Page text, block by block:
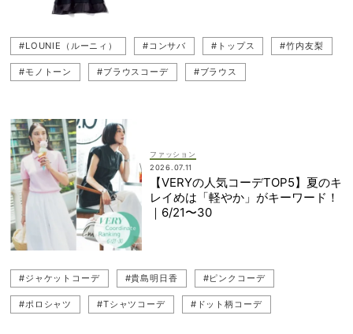
#LOUNIE（ルーニィ） #コンサバ #トップス #竹内友梨
#モノトーン #ブラウスコーデ #ブラウス
#ebure（エブール）
ファッション
2026.07.11
【VERYの人気コーデTOP5】夏のキ
レイめは「軽やか」がキーワード！
｜6/21〜30
#ジャケットコーデ #貴島明日香 #ピンクコーデ
#ポロシャツ #Tシャツコーデ #ドット柄コーデ